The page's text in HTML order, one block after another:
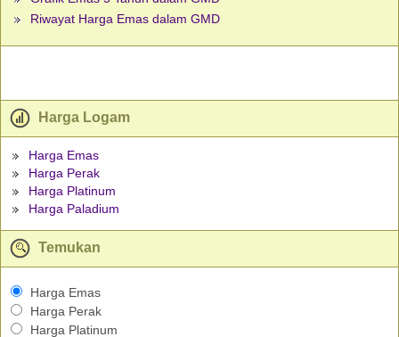
Riwayat Harga Emas dalam GMD
Harga Logam
Harga Emas
Harga Perak
Harga Platinum
Harga Paladium
Temukan
Harga Emas
Harga Perak
Harga Platinum